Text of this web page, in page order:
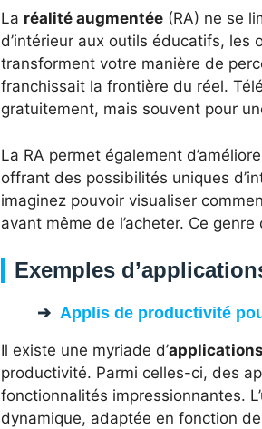
La réalité augmentée (RA) ne se
d’intérieur aux outils éducatifs, les
transforment votre manière de
franchissait la frontière du réel.
gratuitement, mais souvent pour
La RA permet également
offrant des possibilités uniques
imaginez pouvoir visualiser
avant même de l’acheter. Ce
Exemples
Applis de productivité
Il existe une myriade d’
productivité. Parmi celles-ci, des
fonctionnalités impressionnantes.
dynamique, adaptée en fonction